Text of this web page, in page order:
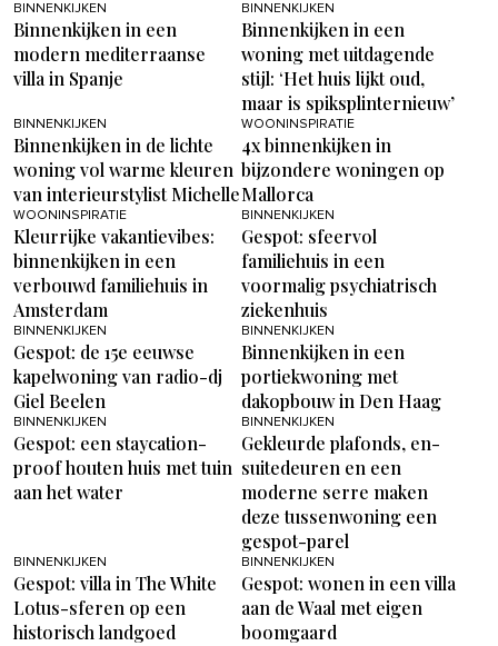
BINNENKIJKEN
Binnenkijken in een
modern mediterraanse
villa in Spanje
BINNENKIJKEN
Binnenkijken in een
woning met uitdagende
stijl: ‘Het huis lijkt oud,
maar is spiksplinternieuw’
BINNENKIJKEN
Binnenkijken in de lichte
woning vol warme kleuren
van interieurstylist Michelle
WOONINSPIRATIE
4x binnenkijken in
bijzondere woningen op
Mallorca
WOONINSPIRATIE
Kleurrijke vakantievibes:
binnenkijken in een
verbouwd familiehuis in
Amsterdam
BINNENKIJKEN
Gespot: sfeervol
familiehuis in een
voormalig psychiatrisch
ziekenhuis
BINNENKIJKEN
Gespot: de 15e eeuwse
kapelwoning van radio-dj
Giel Beelen
BINNENKIJKEN
Binnenkijken in een
portiekwoning met
dakopbouw in Den Haag
BINNENKIJKEN
Gespot: een staycation-
proof houten huis met tuin
aan het water
BINNENKIJKEN
Gekleurde plafonds, en-
suitedeuren en een
moderne serre maken
deze tussenwoning een
gespot-parel
BINNENKIJKEN
Gespot: villa in The White
Lotus-sferen op een
historisch landgoed
BINNENKIJKEN
Gespot: wonen in een villa
aan de Waal met eigen
boomgaard